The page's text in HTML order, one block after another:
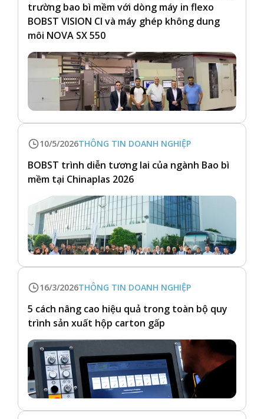
trường bao bì mềm với dòng máy in flexo
BOBST VISION CI và máy ghép không dung
môi NOVA SX 550
10/5/2026THÔNG TIN DOANH NGHIỆP
BOBST trình diễn tương lai của ngành Bao bì
mềm tại Chinaplas 2026
16/3/2026THÔNG TIN DOANH NGHIỆP
5 cách nâng cao hiệu quả trong toàn bộ quy
trình sản xuất hộp carton gấp